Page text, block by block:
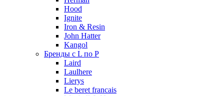
Hood
Ignite
Iron & Resin
John Hatter
Kangol
Бренды с L по P
Laird
Laulhere
Lierys
Le beret francais